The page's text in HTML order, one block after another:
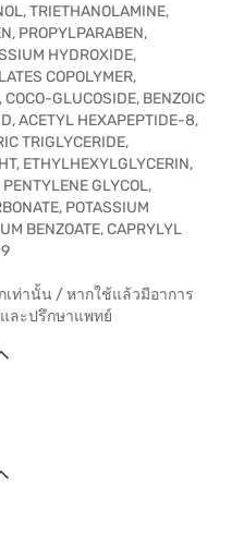
TRIETHANOLAMINE,
PROPYLPARABEN,
HYDROXIDE,
COPOLYMER,
COCO-GLUCOSIDE, BENZOIC
ACETYL HEXAPEPTIDE-8,
TRIGLYCERIDE,
ETHYLHEXYLGLYCERIN,
GLYCOL,
POTASSIUM
BENZOATE, CAPRYLYL
ท่านั้น / หากใช้แล้วมีอาการ
ละปรึกษาแพทย์